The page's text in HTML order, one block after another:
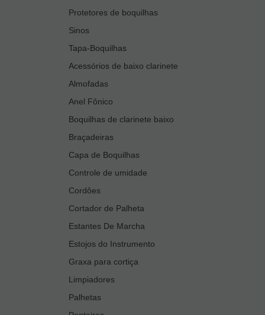
Protetores de boquilhas
Sinos
Tapa-Boquilhas
Acessórios de baixo clarinete
Almofadas
Anel Fônico
Boquilhas de clarinete baixo
Braçadeiras
Capa de Boquilhas
Controle de umidade
Cordôes
Cortador de Palheta
Estantes De Marcha
Estojos do Instrumento
Graxa para cortiça
Limpiadores
Palhetas